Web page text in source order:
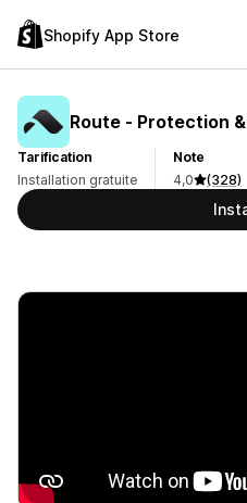
Shopify App Store
Route ‑ Protection
Tarification
Installation gratuite
Note
4,0
(328)